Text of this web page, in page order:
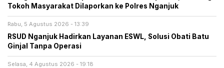
Tokoh Masyarakat Dilaporkan ke Polres Nganjuk
Rabu, 5 Agustus 2026 - 13:39
RSUD Nganjuk Hadirkan Layanan ESWL, Solusi Obati Batu
Ginjal Tanpa Operasi
Selasa, 4 Agustus 2026 - 19:18